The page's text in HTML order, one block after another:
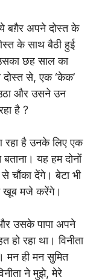
बग़ैर अपने दोस्त के
के साथ बैठी हुई
छह साल का
दोस्त से, एक ‘केक’
और उसने उन
है ?
रहा है उनके लिए एक
यह हम दोनों
चौंका देंगे। बेटा भी
खूब मजे करेंगे।
उसके पापा अपने
रहा था। विनीता
मन ही मन सुमित
ने मुझे, मेरे